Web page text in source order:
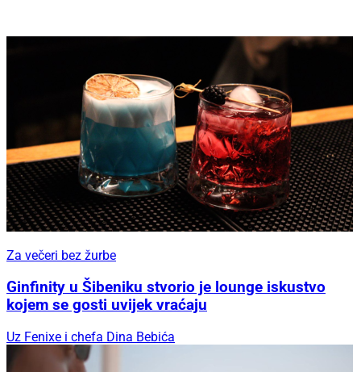
Za večeri bez žurbe
Ginfinity u Šibeniku stvorio je lounge iskustvo
kojem se gosti uvijek vraćaju
Uz Fenixe i chefa Dina Bebića